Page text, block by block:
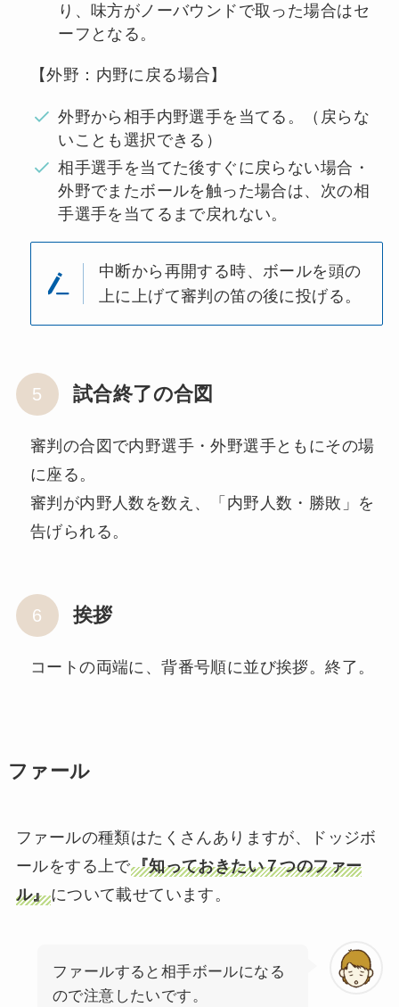
り、味方がノーバウンドで取った場合はセ
ーフとなる。
【外野：内野に戻る場合】
外野から相手内野選手を当てる。（戻らな
いことも選択できる）
相手選手を当てた後すぐに戻らない場合・
外野でまたボールを触った場合は、次の相
手選手を当てるまで戻れない。
中断から再開する時、ボールを頭の
上に上げて審判の笛の後に投げる。
試合終了の合図
審判の合図で内野選手・外野選手ともにその場
に座る。
審判が内野人数を数え、「内野人数・勝敗」を
告げられる。
挨拶
コートの両端に、背番号順に並び挨拶。終了。
ファール
ファールの種類はたくさんありますが、ドッジボ
ールをする上で『知っておきたい７つのファー
ル』について載せています。
ファールすると相手ボールになる
ので注意したいです。